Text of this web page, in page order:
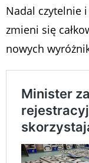
Nadal czytelnie
zmieni się
nowych